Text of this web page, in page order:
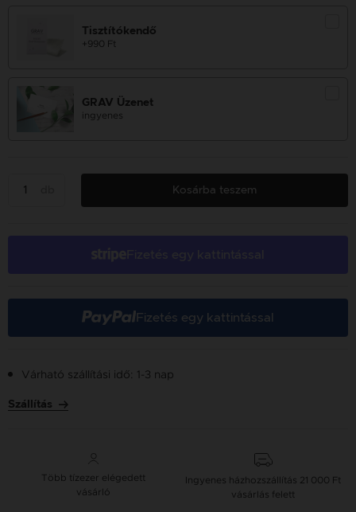
Tisztítókendő
+990 Ft
GRAV Üzenet
ingyenes
Kosárba teszem
Fizetés egy kattintással
Várható szállítási idő: 1-3 nap
Szállítás
Több tízezer elégedett
vásárló
Ingyenes házhozszállítás 21 000 Ft
vásárlás felett